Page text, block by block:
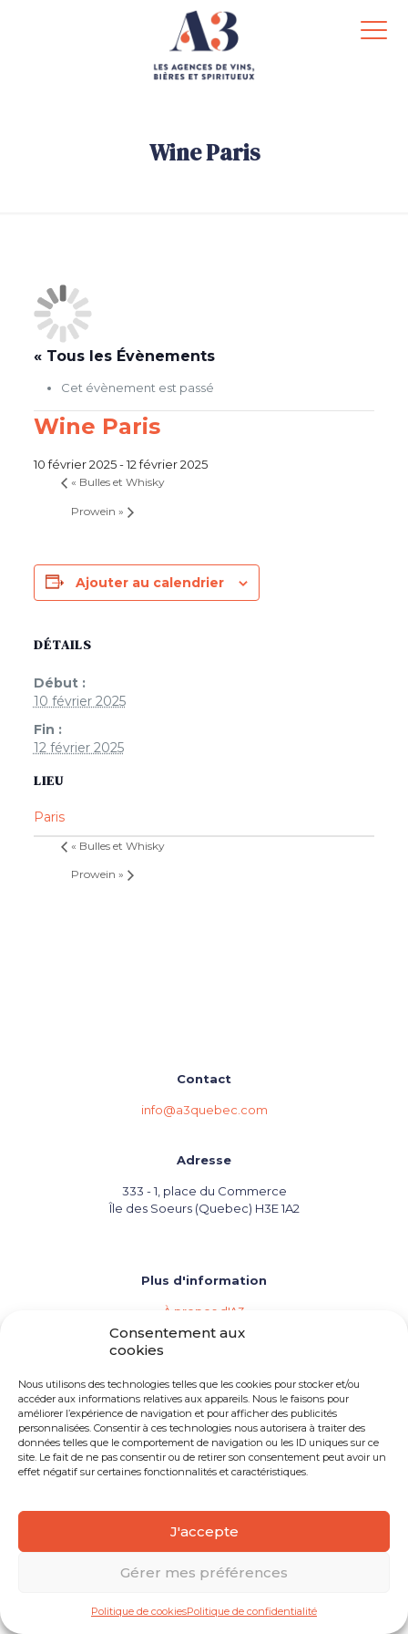
Consentement aux
cookies
Nous utilisons des technologies telles que les cookies pour stocker et/ou
accéder aux informations relatives aux appareils. Nous le faisons pour
améliorer l’expérience de navigation et pour afficher des publicités
personnalisées. Consentir à ces technologies nous autorisera à traiter des
données telles que le comportement de navigation ou les ID uniques sur ce
site. Le fait de ne pas consentir ou de retirer son consentement peut avoir un
effet négatif sur certaines fonctionnalités et caractéristiques.
J'accepte
Gérer mes préférences
Politique de cookiesPolitique de confidentialité
Wine Paris
« Tous les Évènements
Cet évènement est passé
Wine Paris
10 février 2025-12 février 2025
« Bulles et Whisky
Prowein »
Ajouter au calendrier
DÉTAILS
Début :
10 février 2025
Fin :
12 février 2025
LIEU
Paris
« Bulles et Whisky
Prowein »
Contact
info@a3quebec.com
Adresse
333 - 1, place du Commerce
Île des Soeurs (Quebec) H3E 1A2
Plus d'information
À propos d'A3
Les agences de vins, bières et spiritueux
Répertoire des membres d'A3
Importation privée
Devenir membre d'A3
Besoin d'une agence
Opportunités d'emploi
© 2026 A3 Québec | Tous droits réservés